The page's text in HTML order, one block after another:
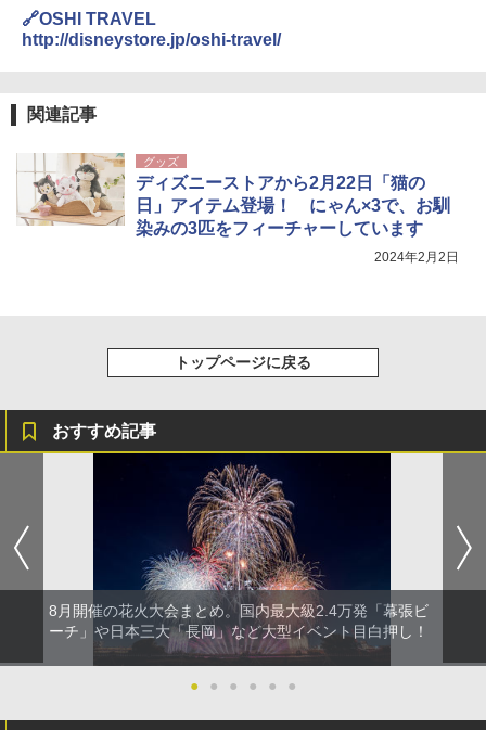
￥3,680
￥6,459
ポインターライト 強力 小型 緑色/赤色/青紫色
USB充電式 高精度 超長距離照射 長時間使用
￥1,180
🔗OSHI TRAVEL
http://disneystore.jp/oshi-travel/
関連記事
グッズ
ディズニーストアから2月22日「猫の
日」アイテム登場！ にゃん×3で、お馴
染みの3匹をフィーチャーしています
2024年2月2日
トップページに戻る
おすすめ記事
8月開催の花火大会まとめ。国内最大級2.4万発「幕張ビ
ーチ」や日本三大「長岡」など大型イベント目白押し！
● ● ● ● ● ●